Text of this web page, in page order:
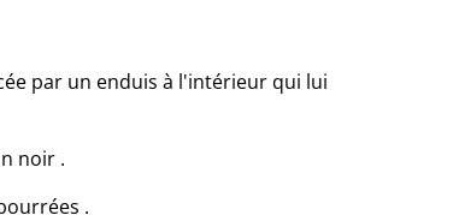
par un enduis à l'intérieur qui lui
noir .
.